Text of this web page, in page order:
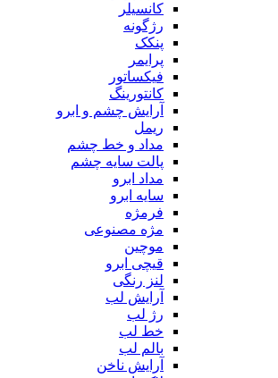
کانسیلر
رژگونه
پنکک
پرایمر
فیکساتور
کانتورینگ
آرایش چشم و ابرو
ریمل
مداد و خط چشم
پالت سایه چشم
مداد ابرو
سایه ابرو
فرمژه
مژه مصنوعی
موچین
قیچی ابرو
لنز رنگی
آرایش لب
رژ لب
خط لب
بالم لب
آرایش ناخن